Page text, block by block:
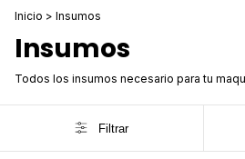
Inicio > Insumos
Insumos
Todos los insumos necesario para tu
Filtrar